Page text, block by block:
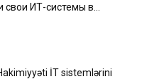
свои ИТ-системы в
облако»
İT sistemlərini